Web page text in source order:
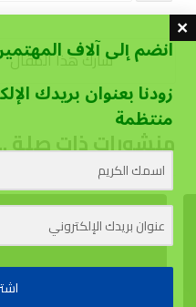
منشورات ذات صلة
انضم إلى آلاف
زودنا بعنوان بريدك
منتظمة